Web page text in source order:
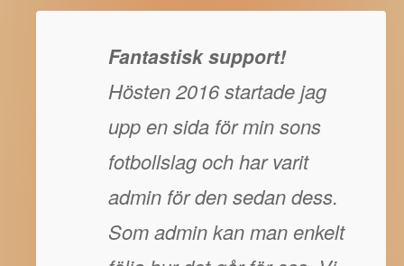
Fantastisk support!
Hösten 2016 startade jag
upp en sida för min sons
fotbollslag och har varit
admin för den sedan dess.
Som admin kan man enkelt